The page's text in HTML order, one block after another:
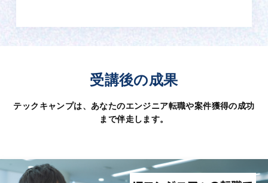
受講後の成果
テックキャンプは、あなたのエンジニア転職や案件獲得の成功
まで伴走します。